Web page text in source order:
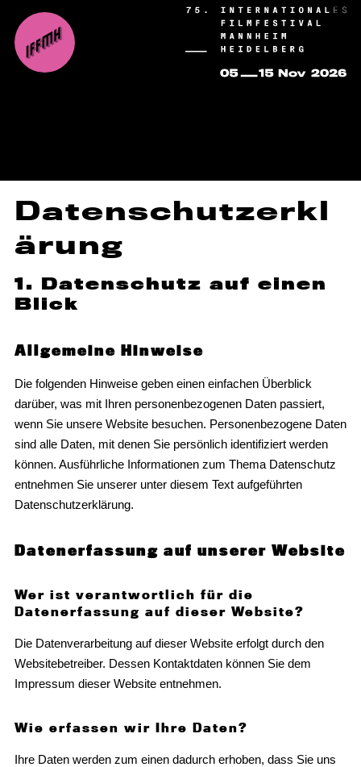
Datenschutzerkl
ärung
1. Datenschutz auf einen
Blick
Allgemeine Hinweise
Die folgenden Hinweise geben einen einfachen Überblick
darüber, was mit Ihren personenbezogenen Daten passiert,
wenn Sie unsere Website besuchen. Personenbezogene Daten
sind alle Daten, mit denen Sie persönlich identifiziert werden
können. Ausführliche Informationen zum Thema Datenschutz
entnehmen Sie unserer unter diesem Text aufgeführten
Datenschutzerklärung.
Datenerfassung auf unserer Website
Wer ist verantwortlich für die
Datenerfassung auf dieser Website?
Die Datenverarbeitung auf dieser Website erfolgt durch den
Websitebetreiber. Dessen Kontaktdaten können Sie dem
Impressum dieser Website entnehmen.
Wie erfassen wir Ihre Daten?
Ihre Daten werden zum einen dadurch erhoben, dass Sie uns